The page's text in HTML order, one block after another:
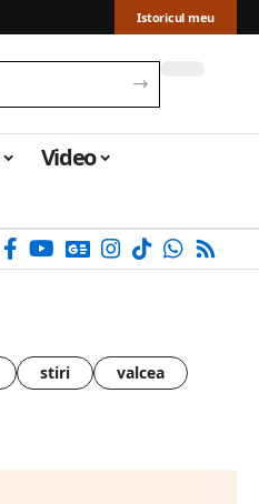
Istoricul meu
Video
stiri
valcea